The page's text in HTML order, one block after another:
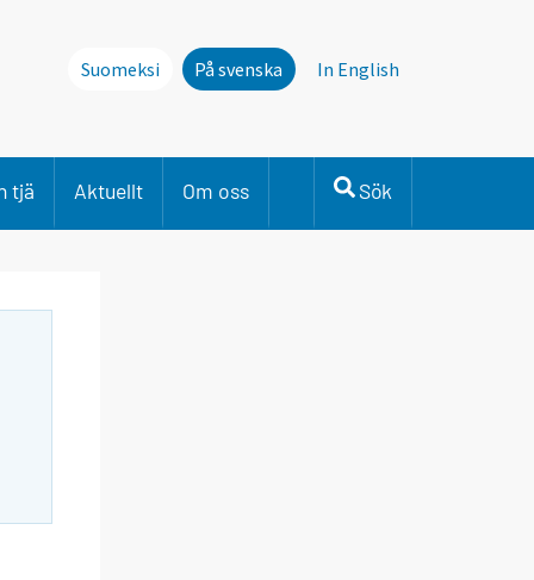
Suomeksi På svenska In English
tjä Aktuellt Om oss Sök